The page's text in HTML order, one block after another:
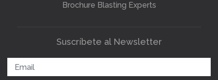
Brochure Blasting Experts
Suscríbete al Newsletter